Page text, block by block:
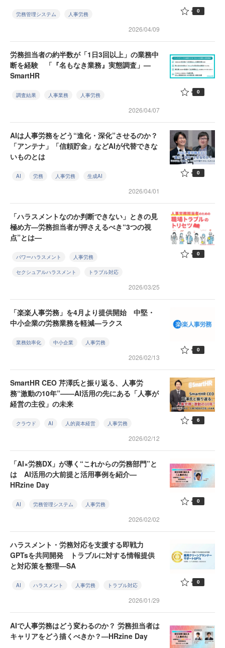
労務管理システム 人事労務
2026/04/09
0
労務担当者の約半数が「1日3回以上」の業務中
断を経験 「『名もなき業務』実態調査」—
SmartHR
調査結果 人事業務 人事労務
2026/04/07
0
AIは人事労務をどう“進化・深化”させるのか？
「アンテナ」「信頼貯金」などAIが代替できな
いものとは
AI 労務 人事労務 生成AI
2026/04/01
0
「ハラスメントなのか判断できない」ときの見
極め方—労務担当者が押さえるべき“3つの視
点”とは—
パワーハラスメント 人事労務
セクシュアルハラスメント トラブル対応
2026/03/25
0
「楽楽人事労務」を4月より提供開始 中堅・
中小企業の労務業務を軽減—ラクス
業務効率化 中小企業 人事労務
2026/02/13
0
SmartHR CEO 芹澤氏と振り返る、人事労
務“激動の10年”——AI活用の先にある「人事が
経営の主役」の未来
クラウド AI 人的資本経営 人事労務
2026/02/12
6
「AI×労務DX」が導く“これからの労務部門”と
は AI活用の大前提と活用事例を紹介—
HRzine Day
AI 労務管理システム 人事労務
2026/02/02
0
ハラスメント・労務対応を支援する即戦力
GPTsを共同開発 トラブルに対する情報提供
と対応策を整理—SA
AI ハラスメント 人事労務 トラブル対応
2026/01/29
0
AIで人事労務はどう変わるのか？ 労務担当者は
キャリアをどう描くべきか？—HRzine Day